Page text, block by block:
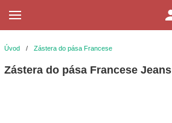
Úvod / Zástera do pása Francese
Zástera do pása Francese Jeans